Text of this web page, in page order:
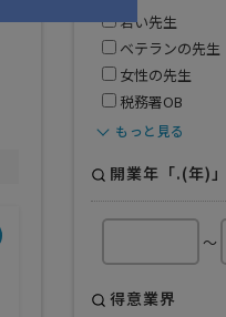
若い先生
ベテランの先生
女性の先生
税務署OB
もっと見る
開業年「.(年)」
～
得意業界